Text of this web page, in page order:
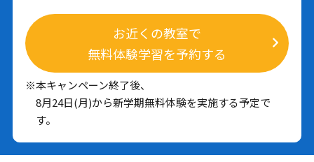
お近くの教室で
無料体験学習を予約する
※本キャンペーン終了後、
8月24日(月)から新学期無料体験を実施する予定で
す。